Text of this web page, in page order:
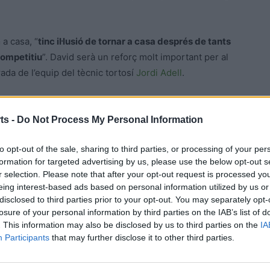
- Do Not Process My Personal Information
opt-out of the sale, sharing to third parties, or processing of your
for targeted advertising by us, please use the below opt-out
selection. Please note that after your opt-out request is processed
interest-based ads based on personal information utilized by us
to third parties prior to your opt-out. You may separately
of your personal information by third parties on the IAB’s list of
This information may also be disclosed by us to third parties on the
Participants that may further disclose it to other third parties.
casa, “tinc il·lusió de tornar a casa després de tants
”. David serà un reforç molt important per al
de l’equip del tècnic tortosí Jordi Adell.
un dels principals referents ofensius la passada
i va continuar la seua formació al Club Bàsquet
de descans, va retornar al club tortosí la temporada
i aquesta serà la seua tercera campanya
ja consolidat del tot “estic content i amb ganes
a equip”.